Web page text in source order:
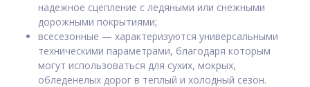
надежное сцепление с ледяными или снежными
дорожными покрытиями;
всесезонные — характеризуются универсальными
техническими параметрами, благодаря которым
могут использоваться для сухих, мокрых,
обледенелых дорог в теплый и холодный сезон.